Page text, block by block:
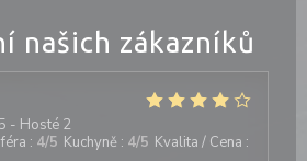
našich zákazníků
- Hosté 2
: 4/5 Kuchyně : 4/5 Kvalita / Cena :